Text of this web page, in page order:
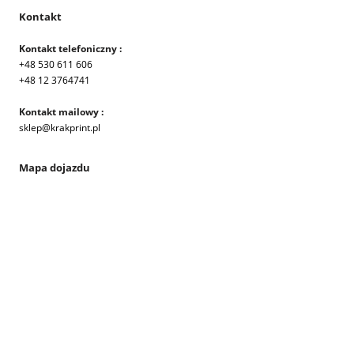
Kontakt
Kontakt telefoniczny :
+48 530 611 606
+48 12 3764741
Kontakt mailowy :
sklep@krakprint.pl
Mapa dojazdu